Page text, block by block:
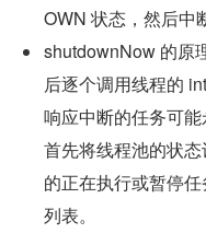
OWN 状态，然后中
shutdownNow 的原
后逐个调用线程的
响应中断的任务可
首先将线程池的状
的正在执行或暂停
列表。